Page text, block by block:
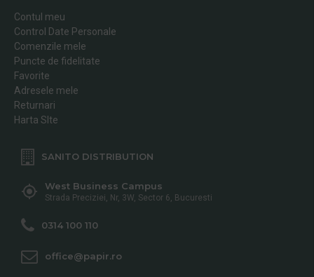
Contul meu
Control Date Personale
Comenzile mele
Puncte de fidelitate
Favorite
Adresele mele
Returnari
Harta SIte
SANITO DISTRIBUTION
West Business Campus
Strada Preciziei, Nr, 3W, Sector 6, Bucuresti
0314 100 110
office@papir.ro